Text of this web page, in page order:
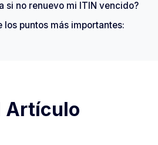
si no renuevo mi ITIN vencido?
los puntos más importantes:
Artículo